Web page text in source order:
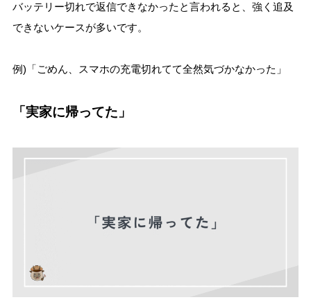
バッテリー切れで返信できなかったと言われると、強く追及
できないケースが多いです。
例)「ごめん、スマホの充電切れてて全然気づかなかった」
「実家に帰ってた」